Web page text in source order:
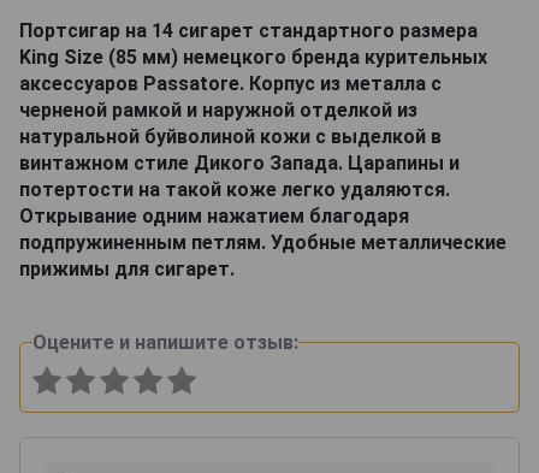
Портсигар на 14 сигарет стандартного размера
King Size (85 мм) немецкого бренда курительных
аксессуаров Passatore. Корпус из металла с
черненой рамкой и наружной отделкой из
натуральной буйволиной кожи с выделкой в
винтажном стиле Дикого Запада. Царапины и
потертости на такой коже легко удаляются.
Открывание одним нажатием благодаря
подпружиненным петлям. Удобные металлические
прижимы для сигарет.
Оцените и напишите отзыв: